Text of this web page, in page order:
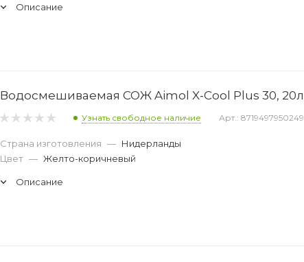
Описание
Водосмешиваемая СОЖ Aimol X-Cool Plus 30, 20л
Узнать свободное наличие Арт.: 8719497950249
Страна изготовления — Нидерланды
Цвет — Желто-коричневый
Описание